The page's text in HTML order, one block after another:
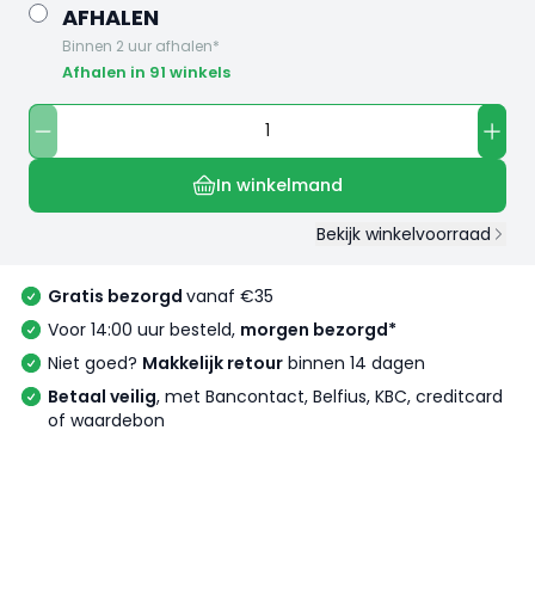
AFHALEN
Binnen 2 uur afhalen*
Afhalen in 91 winkels
In winkelmand
Bekijk winkelvoorraad
Gratis bezorgd vanaf €35
Voor 14:00 uur besteld, morgen bezorgd*
Niet goed? Makkelijk retour binnen 14 dagen
Betaal veilig, met Bancontact, Belfius, KBC, creditcard
of waardebon